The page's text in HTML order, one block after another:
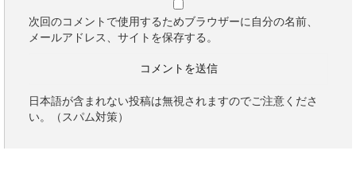
次回のコメントで使用するためブラウザーに自分の名前、
メールアドレス、サイトを保存する。
日本語が含まれない投稿は無視されますのでご注意くださ
い。（スパム対策）